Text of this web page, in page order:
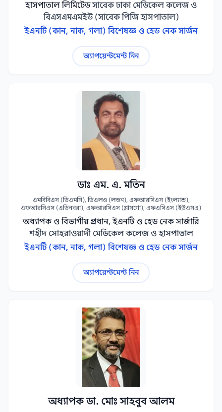
হাসপাতাল লিমিটেড সাবেক ঢাকা মেডিকেল কলেজ ও
বিএসএমএমইউ (সাবেক পিজি হাসপাতাল)
ইএনটি (কান, নাক, গলা) বিশেষজ্ঞ ও হেড নেক সার্জন
অ্যাপয়েন্টমেন্ট নিন
ডাঃ এম. এ. মতিন
এমবিবিএস (ডিএমসি), ডিএলও (লন্ডন), এফআরসিএস (ইংল্যান্ড),
এফআরসিএস (এডিনবরা), এফআরসিএস (গ্লাসগো), এফএসিএস (ইউএসএ)
অধ্যাপক ও বিভাগীয় প্রধান, ইএনটি ও হেড নেক সার্জারি
শহীদ সোহরাওয়ার্দী মেডিকেল কলেজ ও হাসপাতাল
ইএনটি (কান, নাক, গলা) বিশেষজ্ঞ ও হেড নেক সার্জন
অ্যাপয়েন্টমেন্ট নিন
অধ্যাপক ডা. মোঃ সাহবুব আলম